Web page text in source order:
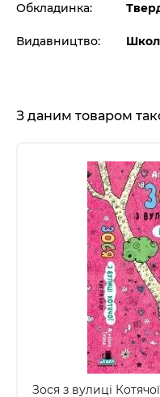
Обкладинка:
Видавництво:
З даним товаром
Зося з вулиці